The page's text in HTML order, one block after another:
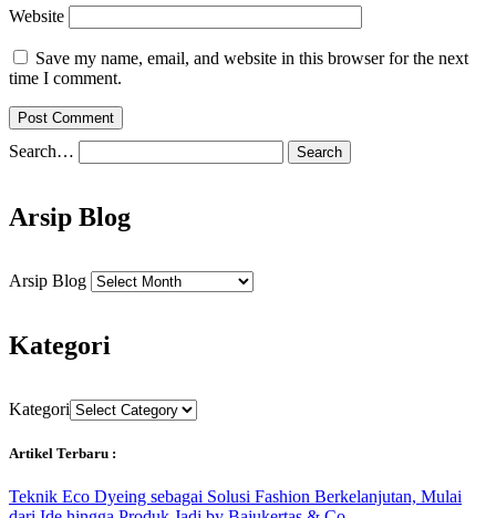
Website
Save my name, email, and website in this browser for the next
time I comment.
Search…
Arsip Blog
Arsip Blog
Kategori
Kategori
Artikel Terbaru :
Teknik Eco Dyeing sebagai Solusi Fashion Berkelanjutan, Mulai